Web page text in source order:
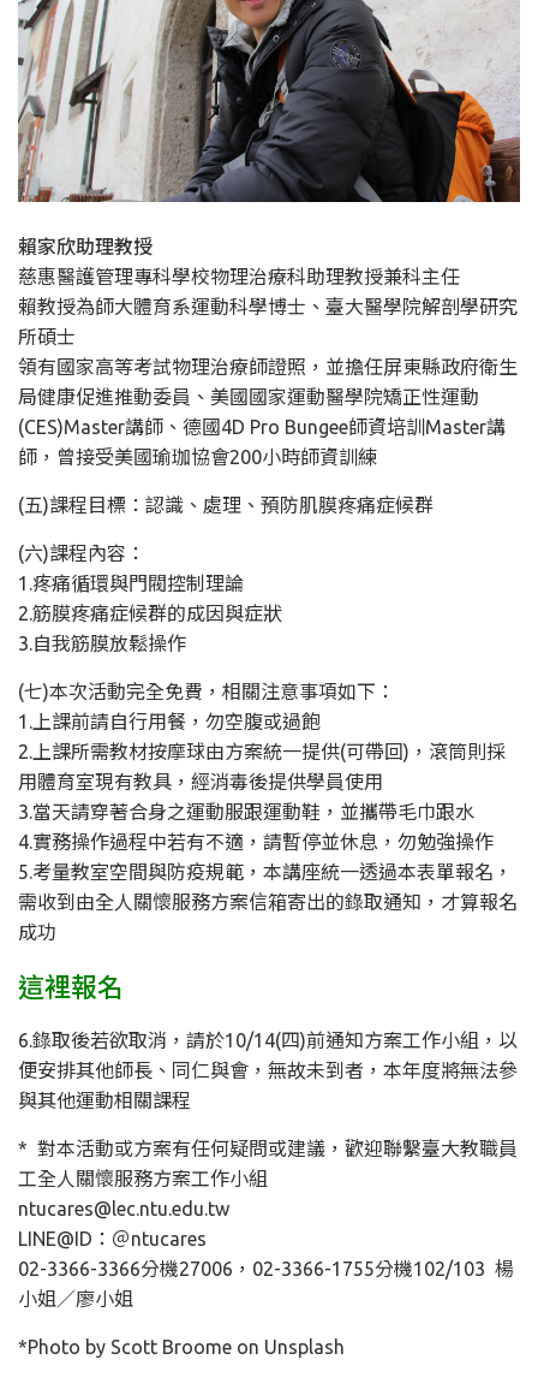
賴家欣助理教授
慈惠醫護管理專科學校物理治療科助理教授兼科主任
賴教授為師大體育系運動科學博士、臺大醫學院解剖學研究
所碩士
領有國家高等考試物理治療師證照，並擔任屏東縣政府衛生
局健康促進推動委員、美國國家運動醫學院矯正性運動
(CES)Master講師、德國4D Pro Bungee師資培訓Master講
師，曾接受美國瑜珈協會200小時師資訓練
(五)課程目標：認識、處理、預防肌膜疼痛症候群
(六)課程內容：
1.疼痛循環與門閥控制理論
2.筋膜疼痛症候群的成因與症狀
3.自我筋膜放鬆操作
(七)本次活動完全免費，相關注意事項如下：
1.上課前請自行用餐，勿空腹或過飽
2.上課所需教材按摩球由方案統一提供(可帶回)，滾筒則採
用體育室現有教具，經消毒後提供學員使用
3.當天請穿著合身之運動服跟運動鞋，並攜帶毛巾跟水
4.實務操作過程中若有不適，請暫停並休息，勿勉強操作
5.考量教室空間與防疫規範，本講座統一透過本表單報名，
需收到由全人關懷服務方案信箱寄出的錄取通知，才算報名
成功
這裡報名
6.錄取後若欲取消，請於10/14(四)前通知方案工作小組，以
便安排其他師長、同仁與會，無故未到者，本年度將無法參
與其他運動相關課程
* 對本活動或方案有任何疑問或建議，歡迎聯繫臺大教職員
工全人關懷服務方案工作小組
ntucares@lec.ntu.edu.tw
LINE@ID：＠ntucares
02-3366-3366分機27006，02-3366-1755分機102/103 楊
小姐／廖小姐
*Photo by Scott Broome on Unsplash